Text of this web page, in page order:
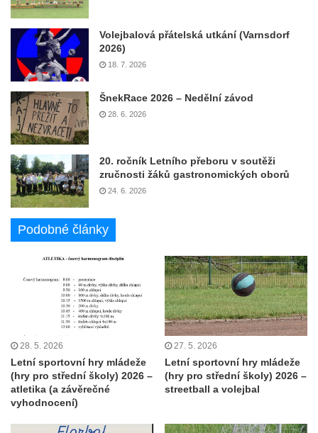
Volejbalová přátelská utkání (Varnsdorf
2026)
18. 7. 2026
ŠnekRace 2026 – Nedělní závod
28. 6. 2026
20. ročník Letního přeboru v soutěži
zručnosti žáků gastronomických oborů
24. 6. 2026
Podobné články
28. 5. 2026
Letní sportovní hry mládeže
(hry pro střední školy) 2026 –
atletika (a závěrečné
vyhodnocení)
27. 5. 2026
Letní sportovní hry mládeže
(hry pro střední školy) 2026 –
streetball a volejbal